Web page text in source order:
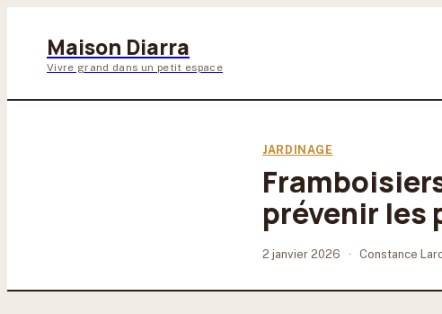
Maison Diarra
Vivre grand dans un petit espace
JARDINAGE
prévenir les
2 janvier 2026 · Constance